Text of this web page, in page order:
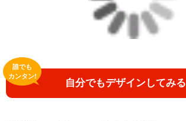
自分でもデザインしてみる
誰でも
カンタン!